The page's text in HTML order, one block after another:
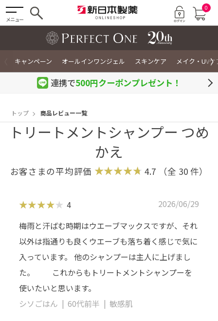
メニュー
0
キャンペーン オールインワンジェル スキンケア メイク・UVケ
〉
連携で500円クーポンプレゼント！
トップ 商品レビュー一覧
トリートメントシャンプー つめ
かえ
お客さまの平均評価 4.7 （全 30 件）
4
2026/06/29
梅雨と汗ばむ時期はウエーブマックスですが、それ
以外は指通りも良くウエーブも落ち着く感じで気に
入っています。 他のシャンプーは主人に上げまし
た。 これからもトリートメントシャンプーを
使いたいと思います。
シソごはん
60代前半 敏感肌